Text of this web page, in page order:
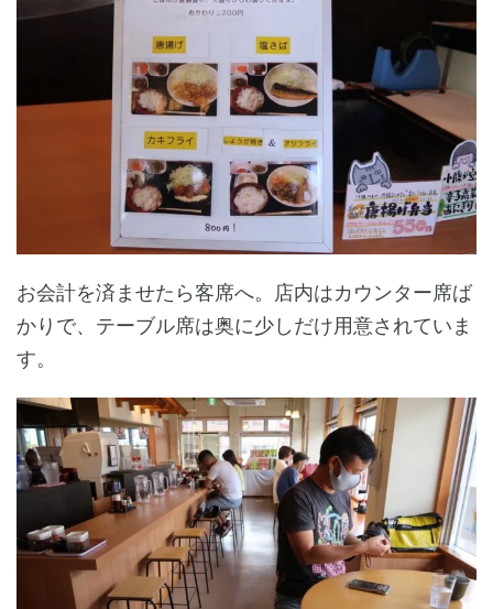
お会計を済ませたら客席へ。店内はカウンター席ば
かりで、テーブル席は奥に少しだけ用意されていま
す。